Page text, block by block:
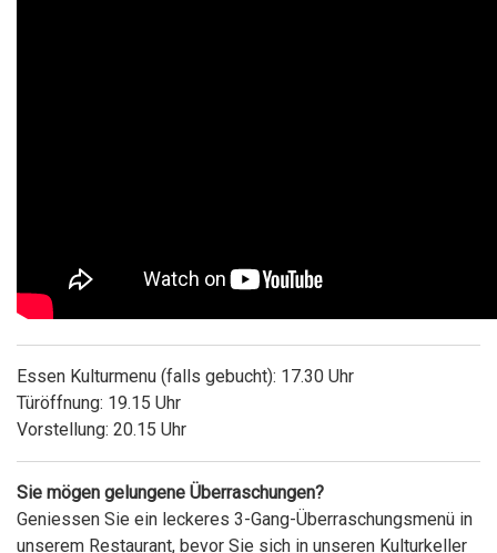
Essen Kulturmenu (falls gebucht): 17.30 Uhr
Türöffnung: 19.15 Uhr
Vorstellung: 20.15 Uhr
Sie mögen gelungene Überraschungen?
Geniessen Sie ein leckeres 3-Gang-Überraschungsmenü in
unserem Restaurant, bevor Sie sich in unseren Kulturkeller